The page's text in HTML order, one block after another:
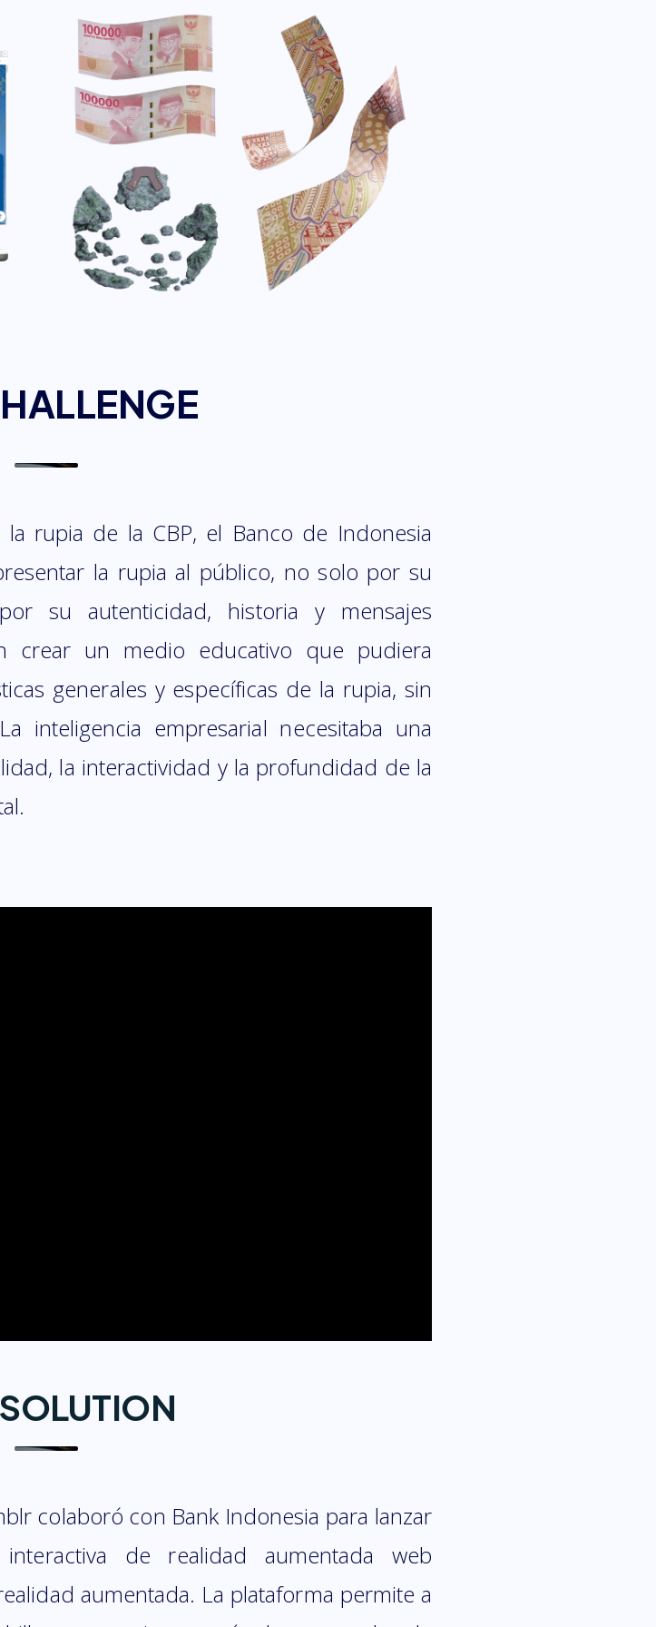
rupia de la CBP, el Banco de Indonesia
la rupia al público, no solo por su
su autenticidad, historia y mensajes
crear un medio educativo que pudiera
generales y específicas de la rupia, sin
inteligencia empresarial necesitaba una
la interactividad y la profundidad de la
colaboró con Bank Indonesia para lanzar
de realidad aumentada web
aumentada. La plataforma permite a